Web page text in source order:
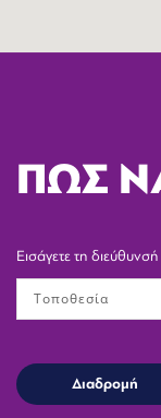
ΠΩΣ
Εισάγετε τη